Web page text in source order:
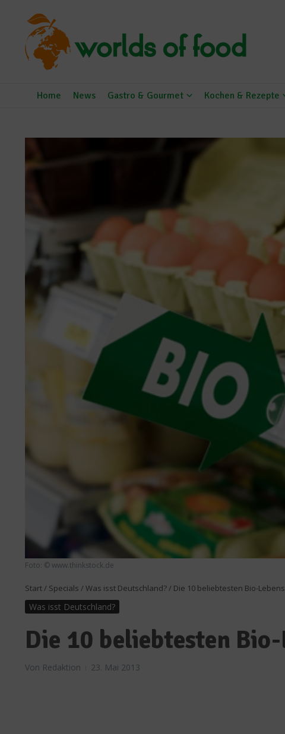
Home News Gastro & Gourmet Kochen & Rezepte
Foto: © www.thinkstock.de
Start/ Specials / Was isst Deutschland?/ Die 10 beliebtesten Bio-
Was isst Deutschland?
Die 10 beliebtesten
Von Redaktion 23. Mai 2013